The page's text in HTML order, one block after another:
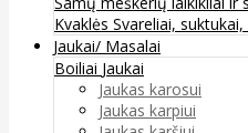
Kvaklės Svareliai,
Jaukai/ Masalai
Boiliai Jaukai
Jaukas karosui
Jaukas karpiui